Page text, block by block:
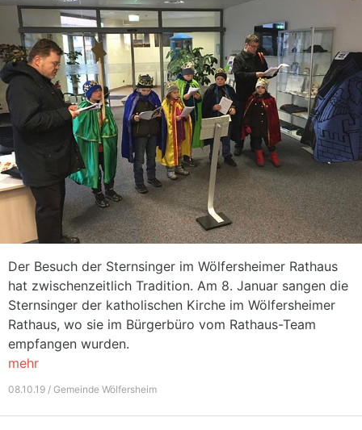
Der Besuch der Sternsinger im Wölfersheimer Rathaus
hat zwischenzeitlich Tradition. Am 8. Januar sangen die
Sternsinger der katholischen Kirche im Wölfersheimer
Rathaus, wo sie im Bürgerbüro vom Rathaus-Team
empfangen wurden.
mehr
08.10.19 / Gemeinde Wölfersheim